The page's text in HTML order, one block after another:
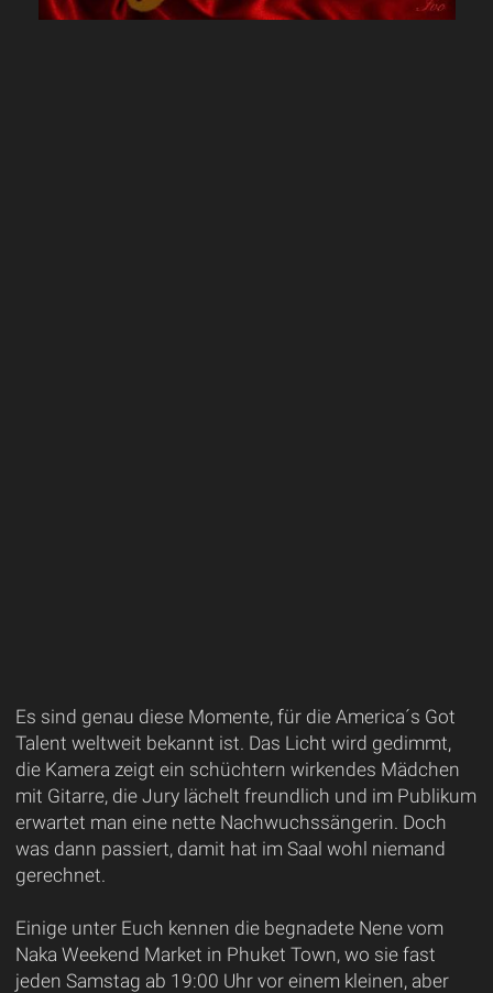
Es sind genau diese Momente, für die America´s Got
Talent weltweit bekannt ist. Das Licht wird gedimmt,
die Kamera zeigt ein schüchtern wirkendes Mädchen
mit Gitarre, die Jury lächelt freundlich und im Publikum
erwartet man eine nette Nachwuchssängerin. Doch
was dann passiert, damit hat im Saal wohl niemand
gerechnet.
Einige unter Euch kennen die begnadete Nene vom
Naka Weekend Market in Phuket Town, wo sie fast
jeden Samstag ab 19:00 Uhr vor einem kleinen, aber